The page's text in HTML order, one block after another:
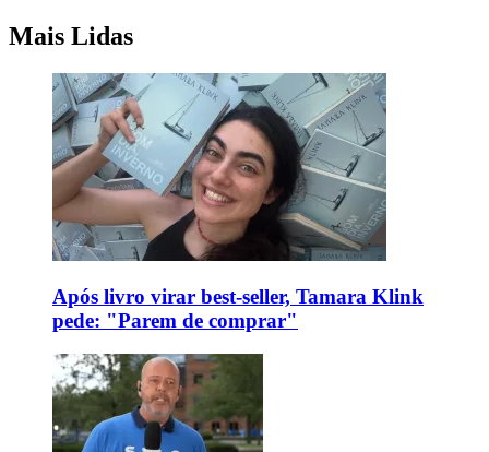
Mais Lidas
Após livro virar best-seller, Tamara Klink
pede: "Parem de comprar"